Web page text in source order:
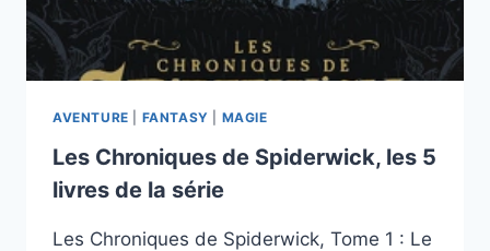
AVENTURE FANTASY MAGIE
Les Chroniques de Spiderwick, les 5
livres de la série
Les Chroniques de Spiderwick, Tome 1 : Le